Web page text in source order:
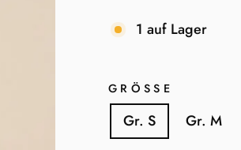
1 auf Lager
GRÖSSE
Gr. S Gr. M